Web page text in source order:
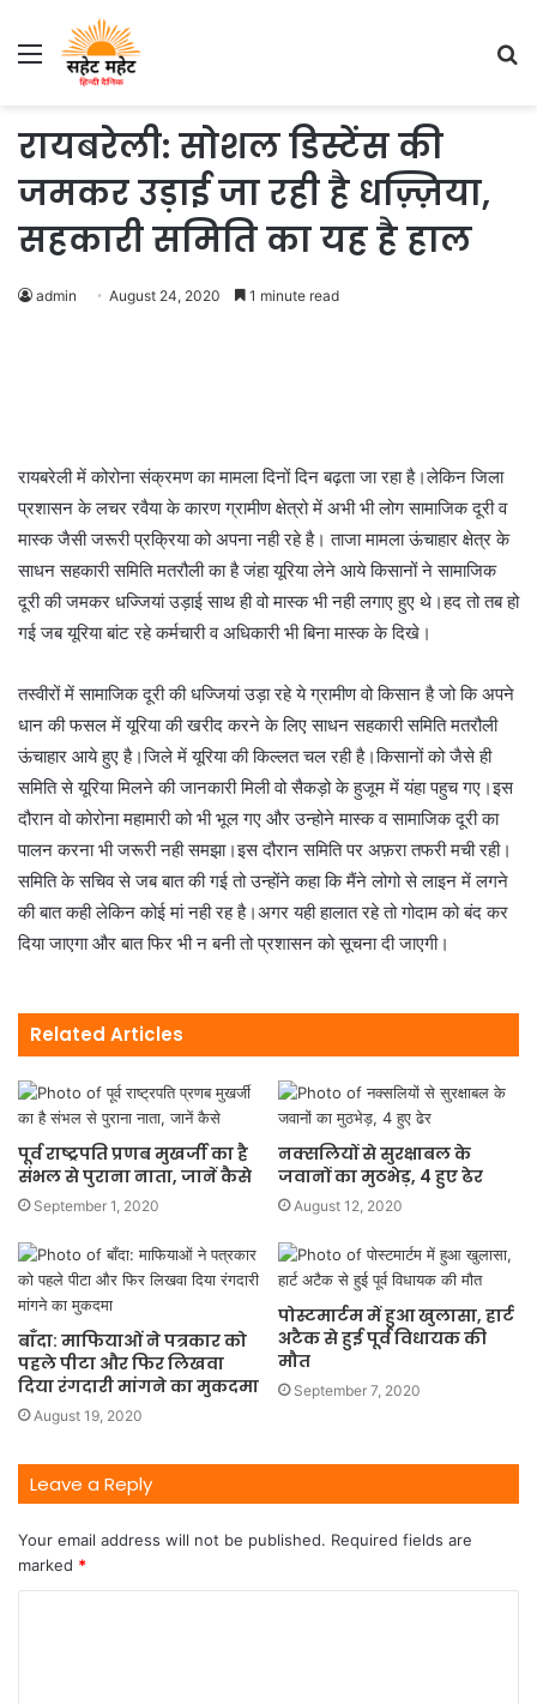
Menu
रायबरेली: सोशल डिस्टेंस की
जमकर उड़ाई जा रही है धज़्ज़िया,
सहकारी समिति का यह है हाल
admin August 24, 2020 1 minute read
रायबरेली में कोरोना संक्रमण का मामला दिनों दिन बढ़ता जा रहा है।लेकिन जिला
प्रशासन के लचर रवैया के कारण ग्रामीण क्षेत्रो में अभी भी लोग सामाजिक दूरी व
मास्क जैसी जरूरी प्रक्रिया को अपना नही रहे है। ताजा मामला ऊंचाहार क्षेत्र के
साधन सहकारी समिति मतरौली का है जंहा यूरिया लेने आये किसानों ने सामाजिक
दूरी की जमकर धज्जियां उड़ाई साथ ही वो मास्क भी नही लगाए हुए थे।हद तो तब हो
गई जब यूरिया बांट रहे कर्मचारी व अधिकारी भी बिना मास्क के दिखे।
तस्वीरों में सामाजिक दूरी की धज्जियां उड़ा रहे ये ग्रामीण वो किसान है जो कि अपने
धान की फसल में यूरिया की खरीद करने के लिए साधन सहकारी समिति मतरौली
ऊंचाहार आये हुए है।जिले में यूरिया की किल्लत चल रही है।किसानों को जैसे ही
समिति से यूरिया मिलने की जानकारी मिली वो सैकड़ो के हुजूम में यंहा पहुच गए।इस
दौरान वो कोरोना महामारी को भी भूल गए और उन्होने मास्क व सामाजिक दूरी का
पालन करना भी जरूरी नही समझा।इस दौरान समिति पर अफ़रा तफरी मची रही।
समिति के सचिव से जब बात की गई तो उन्होंने कहा कि मैंने लोगो से लाइन में लगने
की बात कही लेकिन कोई मां नही रह है।अगर यही हालात रहे तो गोदाम को बंद कर
दिया जाएगा और बात फिर भी न बनी तो प्रशासन को सूचना दी जाएगी।
Related Articles
पूर्व राष्ट्रपति प्रणब मुखर्जी का है
संभल से पुराना नाता, जानें कैसे
September 1, 2020
नक्सलियों से सुरक्षाबल के
जवानों का मुठभेड़, 4 हुए ढेर
August 12, 2020
बाँदा: माफियाओं ने पत्रकार को
पहले पीटा और फिर लिखवा
दिया रंगदारी मांगने का मुकदमा
August 19, 2020
पोस्टमार्टम में हुआ खुलासा, हार्ट
अटैक से हुई पूर्व विधायक की
मौत
September 7, 2020
Leave a Reply
Your email address will not be published. Required fields are
marked *